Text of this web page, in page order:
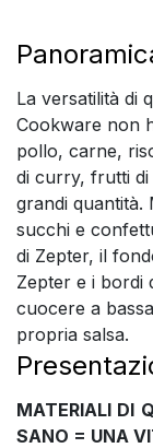
La versatilità di
Cookware non
pollo, carne,
di curry, frutti
grandi quantità.
succhi e
di Zepter, il
Zepter e i bordi
cuocere a
propria salsa.
MATERIALI DI
SANO = UNA